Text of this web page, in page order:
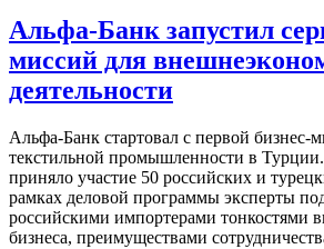
Альфа-Банк запустил
миссий для
деятельности
Альфа-Банк стартовал с первой бизнес-
текстильной промышленности в
приняло участие 50 российских и
рамках деловой программы эксперты
российскими импортерами тонкостями
бизнеса, преимуществами